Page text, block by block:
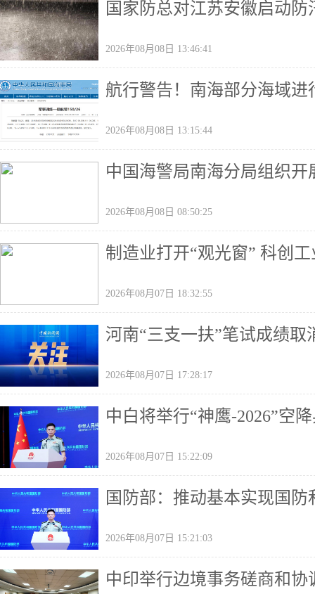
国家防总对江苏安徽启动
2026年08月08日 13:46:41
航行警告！南海部分海域进
2026年08月08日 13:15:44
中国海警局南海分局组织
2026年08月08日 08:50:25
制造业打开“观光窗” 科创
2026年08月07日 18:32:55
河南“三支一扶”笔试成绩取
2026年08月07日 17:28:17
中白将举行“神鹰-2026”空
2026年08月07日 15:22:09
国防部：推动基本实现国
2026年08月07日 15:21:03
中印举行边境事务磋商和协